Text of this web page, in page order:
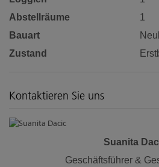
Abstellräume
1
Bauart
Zustand
Kontaktieren Sie uns
Suanita
Geschäftsführer &